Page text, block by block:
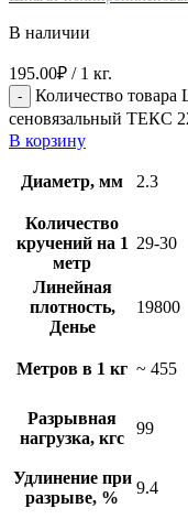
В наличии
195.00₽ / 1 кг.
Количество
сеновязальный ТЕКС
В корзину
Диаметр, мм 2.3
Количество
кручений на 1
метр
29-30
Линейная
плотность,
Денье
19800
Метров в 1 кг ~ 455
Разрывная
нагрузка, кгс
99
Удлинение при
разрыве, %
9.4